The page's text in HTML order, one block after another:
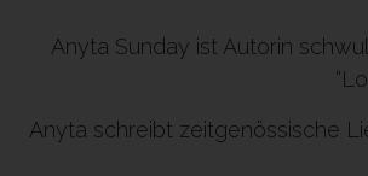
Anyta Sunday ist Autorin
Anyta schreibt zeitgenössische